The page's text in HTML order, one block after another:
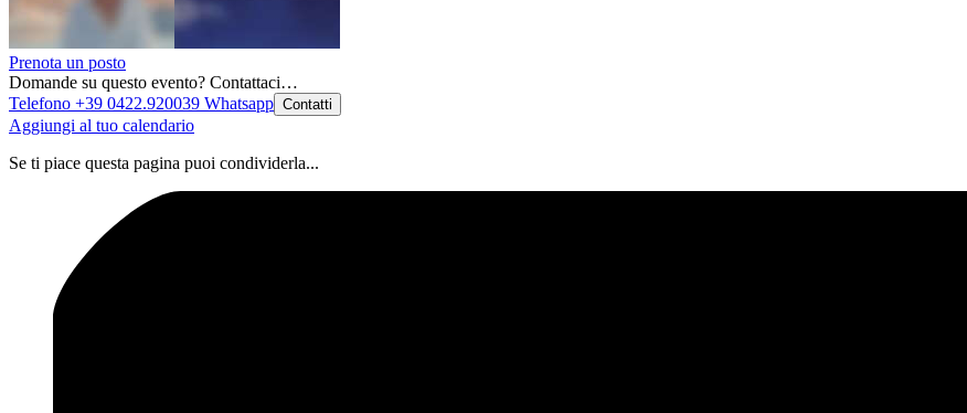
Prenota un posto
Domande su questo evento? Contattaci…
Telefono +39 0422.920039 Whatsapp Contatti
Aggiungi al tuo calendario
Se ti piace questa pagina puoi condividerla...